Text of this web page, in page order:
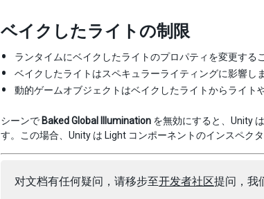
ベイクしたライトの制限
ランタイムにベイクしたライトのプロパティを変更する
ベイクしたライトはスペキュラーライティングに影響し
動的ゲームオブジェクトはベイクしたライトからライト
シーンで Baked Global Illumination を無効にすると、Unity は
す。この場合、Unity は Light コンポーネントのインスペク
对文档有任何疑问，请移步至开发者社区提问，我